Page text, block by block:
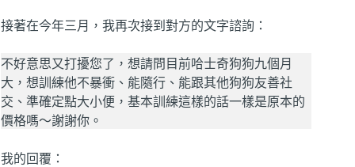
接著在今年三月，我再次接到對方的文字諮詢：
不好意思又打擾您了，想請問目前哈士奇狗狗九個月
大，想訓練他不暴衝、能隨行、能跟其他狗狗友善社
交、準確定點大小便，基本訓練這樣的話一樣是原本的
價格嗎～謝謝你。
我的回覆：